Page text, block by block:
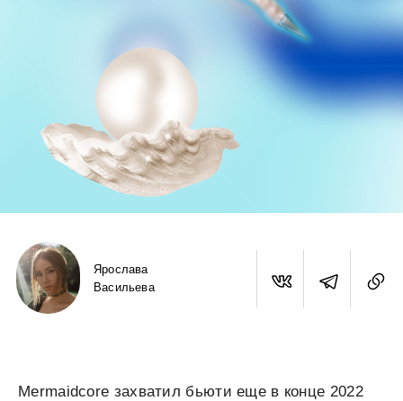
Ярослава
Васильева
Mermaidcore захватил бьюти еще в конце 2022